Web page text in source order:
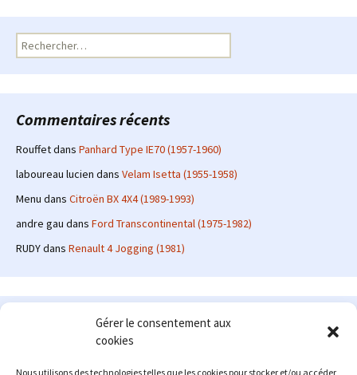
Gérer le consentement aux
cookies
Nous utilisons des technologies telles que les cookies pour stocker et/ou accéder
Rechercher :
Commentaires récents
Rouffetdans Panhard Type IE70 (1957-1960)
laboureau lucien dans Velam Isetta (1955-1958)
Menu dans Citroën BX 4X4 (1989-1993)
andre gau dans Ford Transcontinental (1975-1982)
RUDYdans Renault 4 Jogging (1981)
Le site en quelques mots
: passionné d'automobile ancienne depuis de
nombreuses années, j'ai commencé à partager ma passion sur